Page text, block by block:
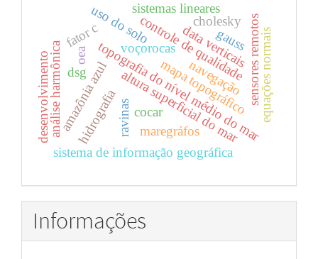
data verticais
topografia do nível médio do mar
amazônia azul
voçorocas
ravinas
uso do solo
sistema de informação geográfica
altura superficial do mar
mapa topográfico
análise harmônica controle de qualidade
maregráfos
sensores remotos
hidrografia
navegação
cocar
dsg
fator c gauss
cholesky
sistemas lineares
equações normais
desenvolvimento oea
Informações